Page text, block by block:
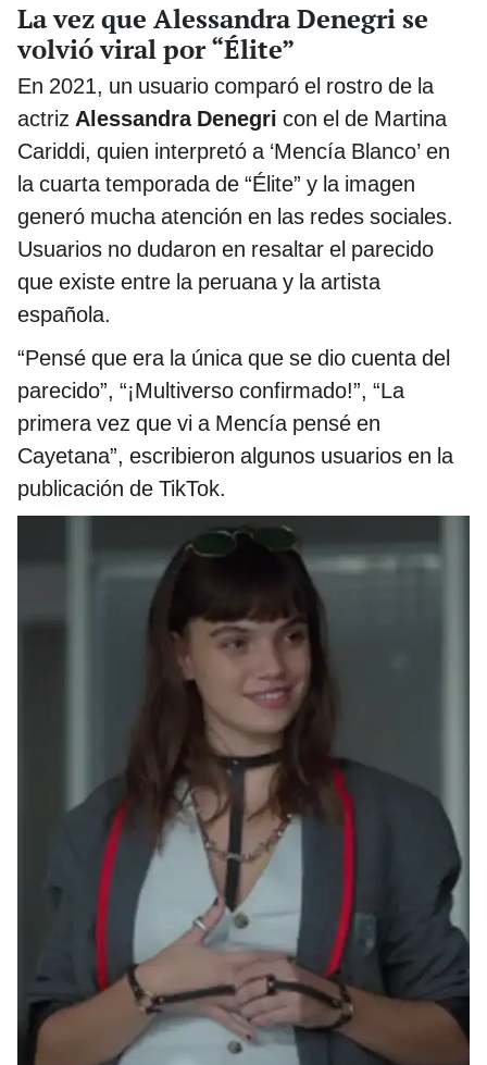
La vez que Alessandra Denegri se
volvió viral por “Élite”
En 2021, un usuario comparó el rostro de la
actriz Alessandra Denegri con el de Martina
Cariddi, quien interpretó a ‘Mencía Blanco’ en
la cuarta temporada de “Élite” y la imagen
generó mucha atención en las redes sociales.
Usuarios no dudaron en resaltar el parecido
que existe entre la peruana y la artista
española.
“Pensé que era la única que se dio cuenta del
parecido”, “¡Multiverso confirmado!”, “La
primera vez que vi a Mencía pensé en
Cayetana”, escribieron algunos usuarios en la
publicación de TikTok.